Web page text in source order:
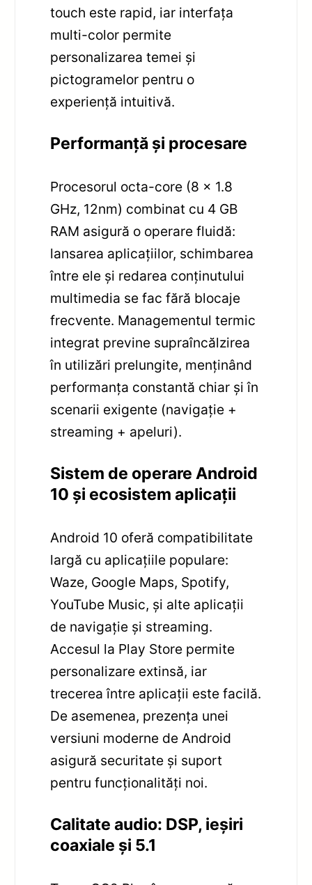
touch este rapid, iar interfața
multi-color permite
personalizarea temei și
pictogramelor pentru o
experiență intuitivă.
Performanță și procesare
Procesorul octa-core (8 x 1.8
GHz, 12nm) combinat cu 4 GB
RAM asigură o operare fluidă:
lansarea aplicațiilor, schimbarea
între ele și redarea conținutului
multimedia se fac fără blocaje
frecvente. Managementul termic
integrat previne supraîncălzirea
în utilizări prelungite, menținând
performanța constantă chiar și în
scenarii exigente (navigație +
streaming + apeluri).
Sistem de operare Android
10 și ecosistem aplicații
Android 10 oferă compatibilitate
largă cu aplicațiile populare:
Waze, Google Maps, Spotify,
YouTube Music, și alte aplicații
de navigație și streaming.
Accesul la Play Store permite
personalizare extinsă, iar
trecerea între aplicații este facilă.
De asemenea, prezența unei
versiuni moderne de Android
asigură securitate și suport
pentru funcționalități noi.
Calitate audio: DSP, ieșiri
coaxiale și 5.1